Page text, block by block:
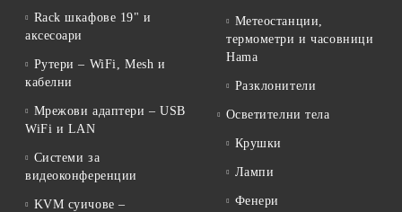
Rack шкафове 19" и
аксесоари
Рутери – WiFi, Mesh и
кабелни
Мрежови адаптери – USB
WiFi и LAN
Системи за
видеоконференции
KVM суичове –
Метеостанции,
термометри и часовници
Hama
Разклонители
Осветителни тела
Крушки
Лампи
Фенери